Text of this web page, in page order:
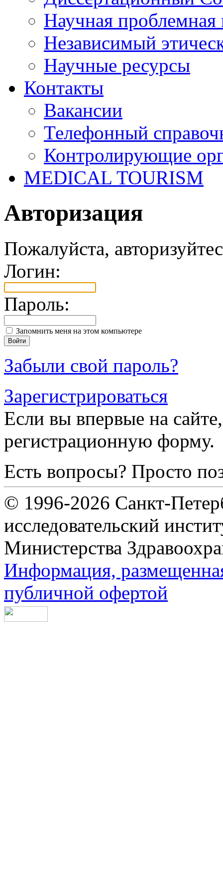
Научная проблемная
Независимый
Научные ресурсы
Контакты
Вакансии
Телефонный
Контролирующие
MEDICAL TOURISM
Авторизация
Пожалуйста,
Логин:
Пароль:
Запомнить меня на этом компьютере
Забыли свой пароль?
Зарегистрироваться
Если вы впервые на
регистрационную форму.
Есть вопросы? Просто
© 1996-2026 Санкт-
исследовательский
Министерства
Информация,
публичной офертой